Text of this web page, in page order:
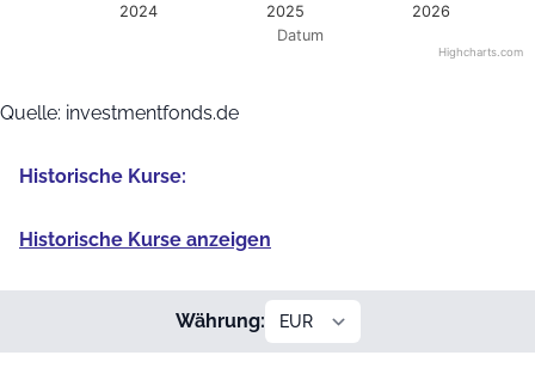
Datum
2024 2025 2026
Highcharts.com
Quelle: investmentfonds.de
Historische Kurse:
Historische Kurse anzeigen
Währung: